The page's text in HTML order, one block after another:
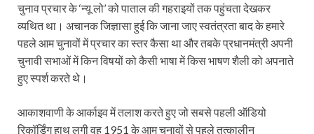
चुनाव प्रचार के ‘न्यू लो’ को पाताल की गहराइयों तक पहुंचता देखकर
व्यथित था। अचानक जिज्ञासा हुई कि जाना जाए स्वतंत्रता बाद के हमारे
पहले आम चुनावों में प्रचार का स्तर कैसा था और तबके प्रधानमंत्री अपनी
चुनावी सभाओं में किन विषयों को कैसी भाषा में किस भाषण शैली को अपनाते
हुए स्पर्श करते थे।
आकाशवाणी के आर्काइव में तलाश करते हुए जो सबसे पहली ऑडियो
रिकॉर्डिंग हाथ लगी वह 1951 के आम चुनावों से पहले तत्कालीन